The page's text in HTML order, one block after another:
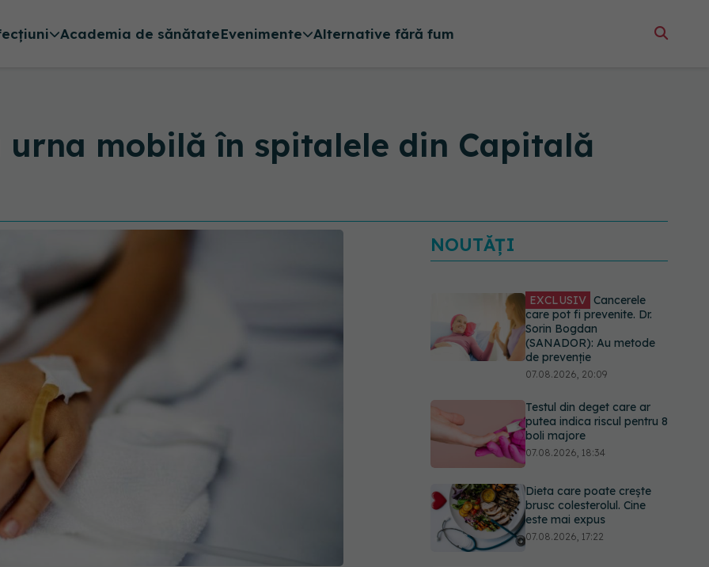
Academia de sănătateEvenimente Alternative fără fum
mobilă în spitalele din Capitală
NOUTĂȚI
EXCLUSIV Cancerele
care pot fi prevenite. Dr.
Sorin Bogdan
(SANADOR): Au metode
de prevenție
07.08.2026, 20:09
Testul din deget care ar
putea indica riscul pentru 8
boli majore
07.08.2026, 18:34
Dieta care poate crește
brusc colesterolul. Cine
este mai expus
07.08.2026, 17:22